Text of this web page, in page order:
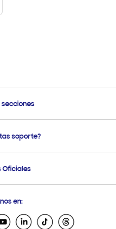
soporte?
eMail
Oficiales
Ecuador
Salvador
en: